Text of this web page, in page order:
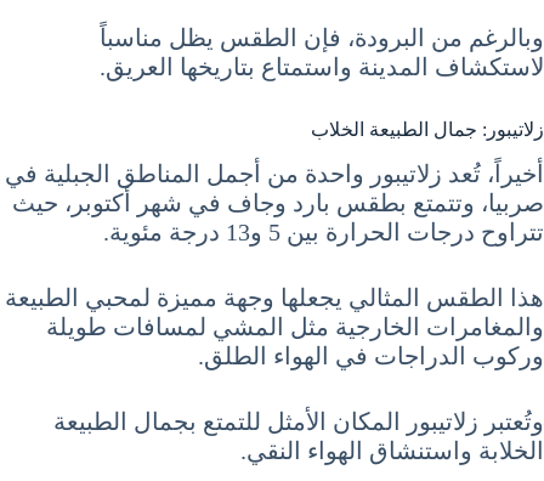
وبالرغم من البرودة، فإن الطقس يظل مناسباً
لاستكشاف المدينة واستمتاع بتاريخها العريق.
زلاتيبور: جمال الطبيعة الخلاب
أخيراً، تُعد زلاتيبور واحدة من أجمل المناطق الجبلية في
صربيا، وتتمتع بطقس بارد وجاف في شهر أكتوبر، حيث
تتراوح درجات الحرارة بين 5 و13 درجة مئوية.
هذا الطقس المثالي يجعلها وجهة مميزة لمحبي الطبيعة
والمغامرات الخارجية مثل المشي لمسافات طويلة
وركوب الدراجات في الهواء الطلق.
وتُعتبر زلاتيبور المكان الأمثل للتمتع بجمال الطبيعة
الخلابة واستنشاق الهواء النقي.